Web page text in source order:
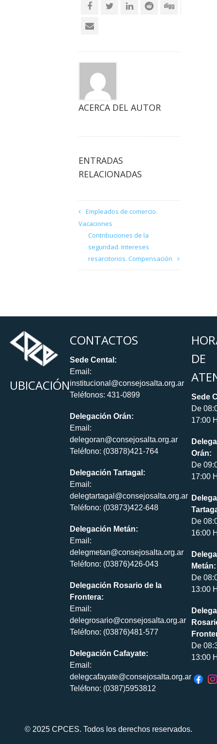
ACERCA DEL AUTOR
ENTRADAS
RELACIONADAS
Empleados de comercio.
Vacaciones
Contribuciones de la
seguridad. Intereses
resarcitorios. Compensación
UBICACIÓN
CONTACTOS
Sede Cental:
Email:
institucional@consejosalta.org.ar
Teléfonos: 431-0899
Delegación Orán:
Email:
delegoran@consejosalta.org.ar
Teléfono: (03878)421-764
Delegación Tartagal:
Email:
delegtartagal@consejosalta.org.ar
Teléfono: (03873)422-648
Delegación Metán:
Email:
delegmetan@consejosalta.org.ar
Teléfono: (03876)426-043
Delegación Rosario de la
Frontera:
Email:
delegrosario@consejosalta.org.ar
Teléfono: (03876)481-577
Delegación Cafayate:
Email:
delegcafayate@consejosalta.org.ar
Teléfono: (0387)5953812
DE
Sede
De
17:00
Orán:
De
17:00
De
16:00
Metán:
De
13:00
De
13:00
© 2025 CPCES. Todos los derechos reservados.